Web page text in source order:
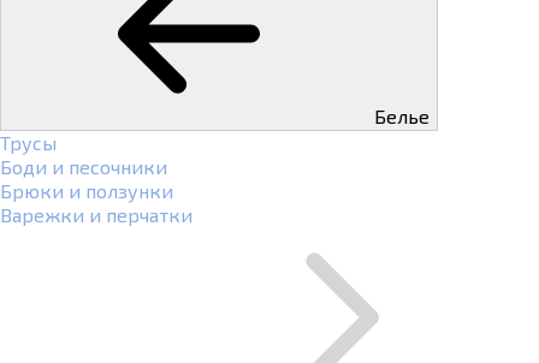
Белье
Трусы
Боди и песочники
Брюки и ползунки
Варежки и перчатки